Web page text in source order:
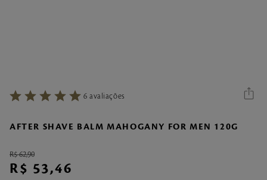
10 sabonete liquido
6 avaliações
AFTER SHAVE BALM MAHOGANY FOR MEN 120G
R$ 62,90
R$ 53,46